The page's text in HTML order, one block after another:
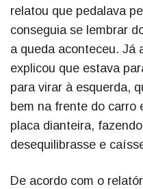
relatou que pedalava
conseguia se lembrar
a queda aconteceu. Já
explicou que estava
para virar à esquerda,
bem na frente do carro
placa dianteira,
desequilibrasse e
De acordo com o